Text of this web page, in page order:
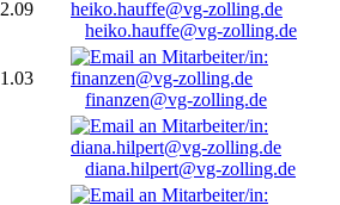
2.09
heiko.hauffe@vg-zolling.de
1.03
finanzen@vg-zolling.de
diana.hilpert@vg-zolling.de